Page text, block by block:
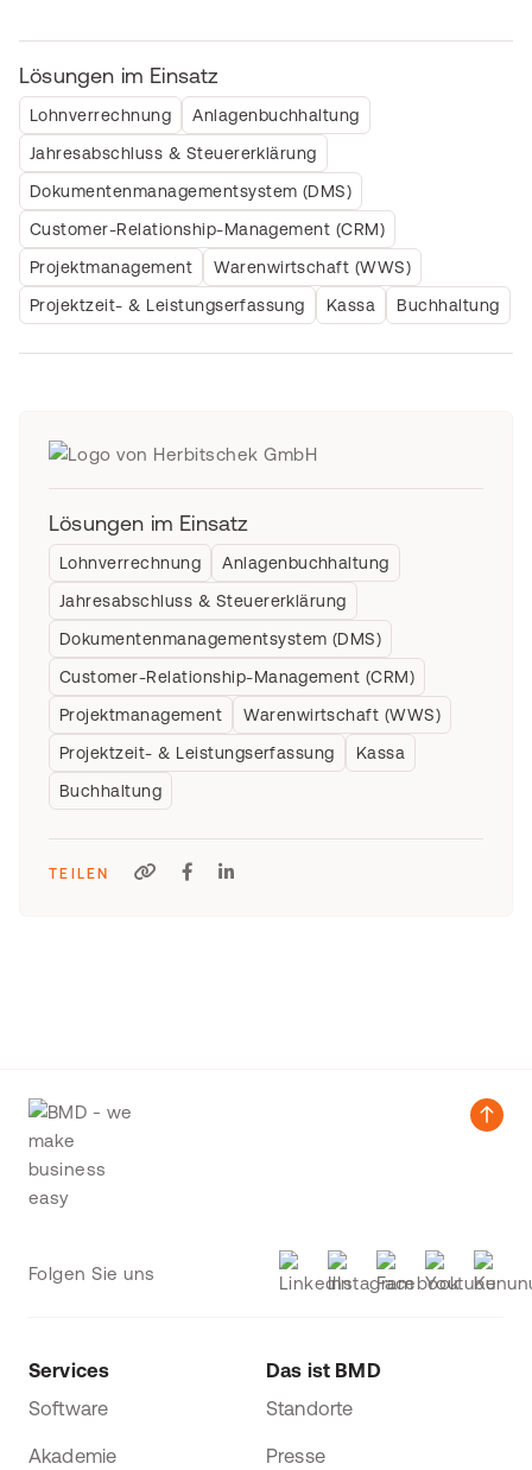
Lösungen im Einsatz
Lohnverrechnung
Anlagenbuchhaltung
Jahresabschluss & Steuererklärung
Dokumentenmanagementsystem (DMS)
Customer-Relationship-Management (CRM)
Projektmanagement
Warenwirtschaft (WWS)
Projektzeit- & Leistungserfassung
Kassa Buchhaltung
Lösungen im Einsatz
Lohnverrechnung
Anlagenbuchhaltung
Jahresabschluss & Steuererklärung
Dokumentenmanagementsystem (DMS)
Customer-Relationship-Management (CRM)
Projektmanagement
Warenwirtschaft (WWS)
Projektzeit- & Leistungserfassung
Kassa
Buchhaltung
TEILEN
Folgen Sie uns
Services
Software
Akademie
Das ist BMD
Standorte
Presse